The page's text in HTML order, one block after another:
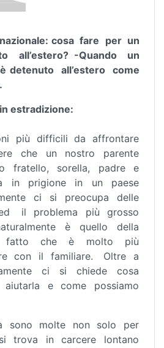
cosa fare per un
all’estero? -Quando un
detenuto all’estero come
estradizione:
più difficili da affrontare
che un nostro parente
fratello, sorella, padre e
in prigione in un paese
ci si preocupa delle
il problema più grosso
è quello della
fatto che è molto più
con il familiare. Oltre a
ci si chiede cosa
e come possiamo
sono molte non solo per
trova in carcere lontano